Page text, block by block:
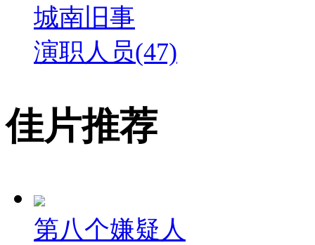
城南旧事
演职人员(47)
佳片推荐
第八个嫌疑人